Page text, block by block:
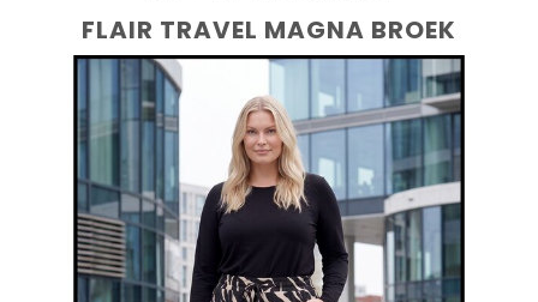
FLAIR TRAVEL MAGNA BROEK